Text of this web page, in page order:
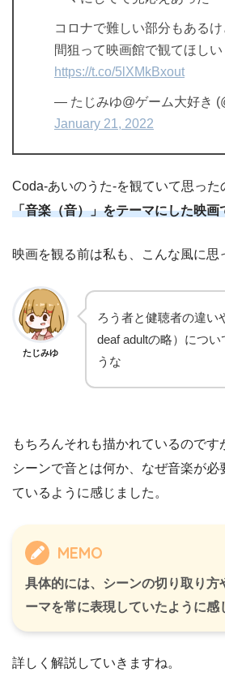
コロナで難しい部分もある
間狙って映画館で観てほしい
https://t.co/5lXMkBxout
— たじみゆ@ゲーム大好き
January 21, 2022
Coda-あいのうた-を観ていて思った
「音楽（音）」をテーマにした映画
映画を観る前は私も、こんな風に思
たじみゆ
ろう者と健聴者の違い
deaf adultの略）につ
うな
もちろんそれも描かれているのです
シーンで音とは何か、なぜ音楽が必
ているように感じました。
MEMO
具体的には、シーンの切り取り方
ーマを常に表現していたように感
詳しく解説していきますね。